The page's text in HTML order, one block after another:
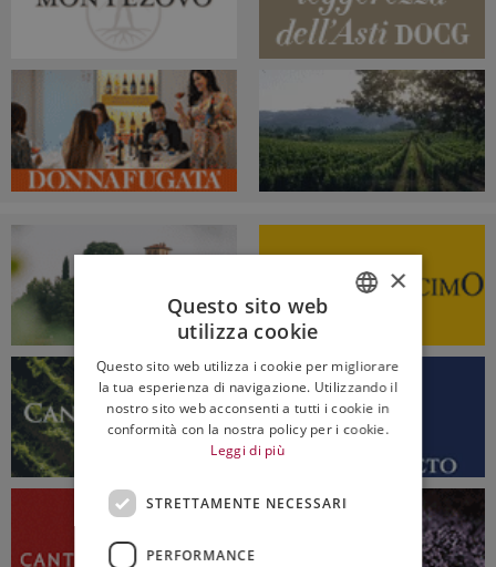
ENGLISH
×
Questo sito web
utilizza cookie
Questo sito web utilizza i cookie per migliorare
la tua esperienza di navigazione. Utilizzando il
nostro sito web acconsenti a tutti i cookie in
conformità con la nostra policy per i cookie.
Leggi di più
STRETTAMENTE NECESSARI
PERFORMANCE